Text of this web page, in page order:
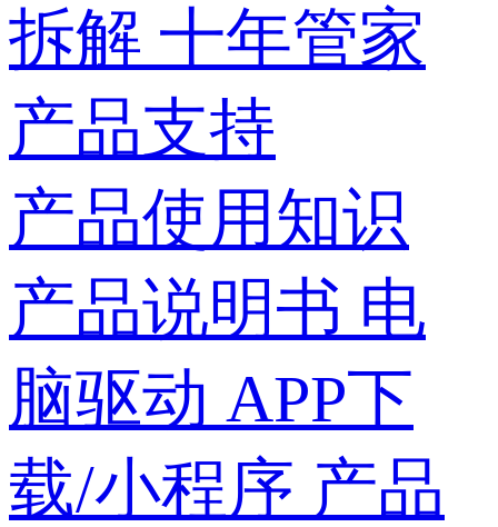
拆解 十年管家
产品支持
产品使用知识
产品说明书 电
脑驱动 APP下
载/小程序 产品